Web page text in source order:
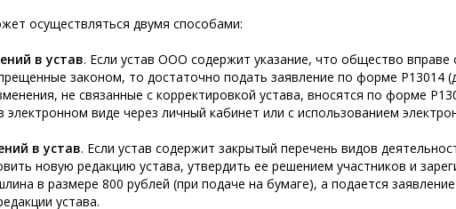
осуществляться двумя способами:
в устав. Если устав ООО содержит указание, что общество
законом, то достаточно подать заявление по форме Р13014
не связанные с корректировкой устава, вносятся по форме
электронном виде через личный кабинет или с использованием
в устав. Если устав содержит закрытый перечень видов
новую редакцию устава, утвердить ее решением участников и
в размере 800 рублей (при подаче на бумаге), а подается
устава.